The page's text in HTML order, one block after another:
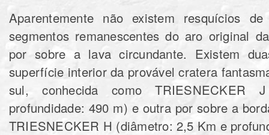
Aparentemente não existem resquícios
segmentos remanescentes do aro original
por sobre a lava circundante. Existem
superfície interior da provável cratera
sul, conhecida como
profundidade: 490 m) e outra por sobre a
TRIESNECKER H (diâmetro: 2,5 Km e